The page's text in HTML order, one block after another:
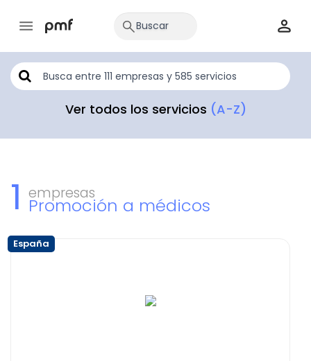
Ver todos los servicios (A-Z)
1 empresas
Promoción a médicos
España